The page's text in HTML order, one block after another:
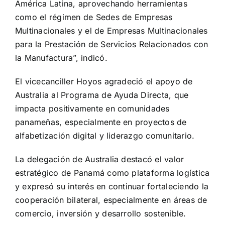
América Latina, aprovechando herramientas
como el régimen de Sedes de Empresas
Multinacionales y el de Empresas Multinacionales
para la Prestación de Servicios Relacionados con
la Manufactura”, indicó.
El vicecanciller Hoyos agradeció el apoyo de
Australia al Programa de Ayuda Directa, que
impacta positivamente en comunidades
panameñas, especialmente en proyectos de
alfabetización digital y liderazgo comunitario.
La delegación de Australia destacó el valor
estratégico de Panamá como plataforma logística
y expresó su interés en continuar fortaleciendo la
cooperación bilateral, especialmente en áreas de
comercio, inversión y desarrollo sostenible.